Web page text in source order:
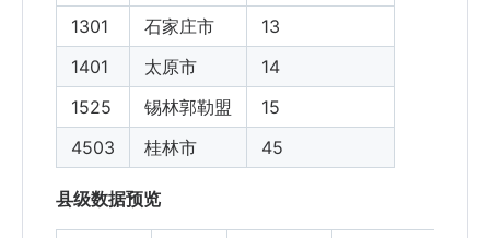
1301
石家庄市
13
1401
太原市
14
1525
锡林郭勒盟
15
4503
桂林市 45
县级数据预览